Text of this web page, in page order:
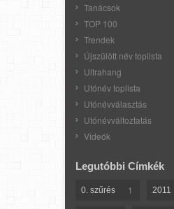
Tanácsok
TOP 100
Trendek
Újszülött név toplista
Ultrahang
Utónév toplista
Utónévválasztás
Utónévváltoztatás
Videók
Legutóbbi Címkék
0. szűrés 1 2011